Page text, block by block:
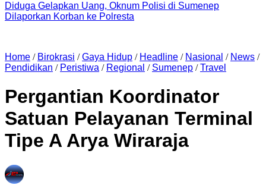
Diduga Gelapkan Uang, Oknum Polisi di Sumenep
Dilaporkan Korban ke Polresta
Home / Birokrasi /Gaya Hidup / Headline / Nasional / News /
Pendidikan / Peristiwa / Regional / Sumenep /Travel
Pergantian Koordinator
Satuan Pelayanan Terminal
Tipe A Arya Wiraraja